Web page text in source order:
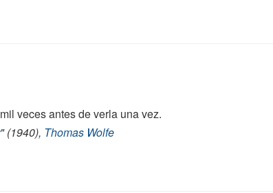
veces antes de verla una vez.
" (1940), Thomas Wolfe